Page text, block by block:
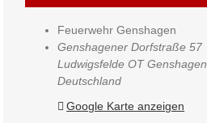
Feuerwehr Genshagen
Genshagener Dorfstraße 57
Ludwigsfelde OT Genshagen
Deutschland
Google Karte anzeigen